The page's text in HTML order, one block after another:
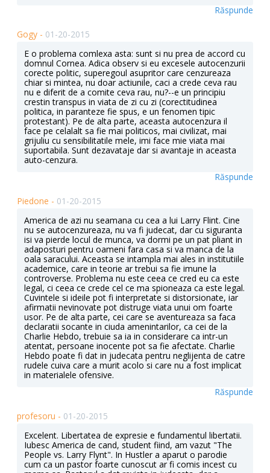
Răspunde
Gogy - 01-20-2015
E o problema comlexa asta: sunt si nu prea de accord cu
domnul Cornea. Adica observ si eu excesele autocenzurii
corecte politic, superegoul asupritor care cenzureaza
chiar si mintea, nu doar actiunile, caci a crede ceva rau
nu e diferit de a comite ceva rau, nu?--e un principiu
crestin transpus in viata de zi cu zi (corectitudinea
politica, in paranteze fie spus, e un fenomen tipic
protestant). Pe de alta parte, aceasta autocenzura il
face pe celalalt sa fie mai politicos, mai civilizat, mai
grijuliu cu sensibilitatile mele, imi face mie viata mai
suportabila. Sunt dezavataje dar si avantaje in aceasta
auto-cenzura.
Răspunde
Piedone - 01-20-2015
America de azi nu seamana cu cea a lui Larry Flint. Cine
nu se autocenzureaza, nu va fi judecat, dar cu siguranta
isi va pierde locul de munca, va dormi pe un pat pliant in
adaposturi pentru oameni fara casa si va manca de la
oala saracului. Aceasta se intampla mai ales in institutiile
academice, care in teorie ar trebui sa fie imune la
controverse. Problema nu este ceea ce cred eu ca este
legal, ci ceea ce crede cel ce ma spioneaza ca este legal.
Cuvintele si ideile pot fi interpretate si distorsionate, iar
afirmatii nevinovate pot distruge viata unui om foarte
usor. Pe de alta parte, cei care se aventureaza sa faca
declaratii socante in ciuda amenintarilor, ca cei de la
Charlie Hebdo, trebuie sa ia in considerare ca intr-un
atentat, persoane inocente pot sa fie afectate. Charlie
Hebdo poate fi dat in judecata pentru neglijenta de catre
rudele cuiva care a murit acolo si care nu a fost implicat
in materialele ofensive.
Răspunde
profesoru - 01-20-2015
Excelent. Libertatea de expresie e fundamentul libertatii.
Iubesc America de cand, student fiind, am vazut "The
People vs. Larry Flynt". In Hustler a aparut o parodie
cum ca un pastor foarte cunoscut ar fi comis incest cu